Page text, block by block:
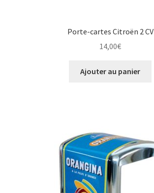
Porte-cartes Citroën 2 CV
14,00€
Ajouter au panier